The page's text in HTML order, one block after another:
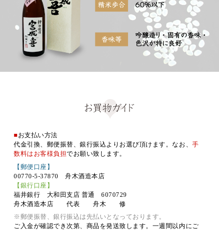
■ お支払い方法
代金引換、郵便振替、銀行振込よりお選び頂けます。なお、手
数料はお客様負担でお願い致します。
【郵便口座】
00770-5-37870 舟木酒造本店
【銀行口座】
福井銀行 大和田支店 普通 6070729
舟木酒造本店 代表 舟木 修
※郵便振替、銀行振込は先払いとなっております。
ご入金が確認でき次第、商品を発送致します。一週間以内にご